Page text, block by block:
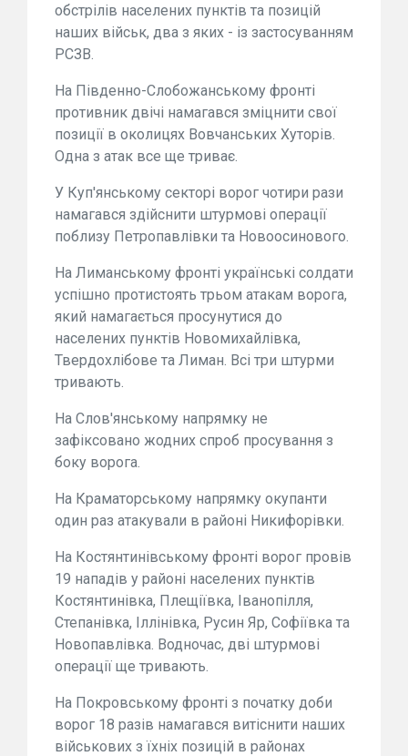
обстрілів населених пунктів та позицій
наших військ, два з яких - із застосуванням
РСЗВ.
На Південно-Слобожанському фронті
противник двічі намагався зміцнити свої
позиції в околицях Вовчанських Хуторів.
Одна з атак все ще триває.
У Куп'янському секторі ворог чотири рази
намагався здійснити штурмові операції
поблизу Петропавлівки та Новоосинового.
На Лиманському фронті українські солдати
успішно протистоять трьом атакам ворога,
який намагається просунутися до
населених пунктів Новомихайлівка,
Твердохлібове та Лиман. Всі три штурми
тривають.
На Слов'янському напрямку не
зафіксовано жодних спроб просування з
боку ворога.
На Краматорському напрямку окупанти
один раз атакували в районі Никифорівки.
На Костянтинівському фронті ворог провів
19 нападів у районі населених пунктів
Костянтинівка, Плещіївка, Іванопілля,
Степанівка, Іллінівка, Русин Яр, Софіївка та
Новопавлівка. Водночас, дві штурмові
операції ще тривають.
На Покровському фронті з початку доби
ворог 18 разів намагався витіснити наших
військових з їхніх позицій в районах